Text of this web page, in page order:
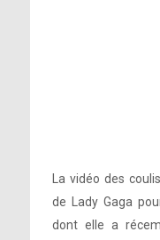
La vidéo des
de Lady Gaga
dont elle a